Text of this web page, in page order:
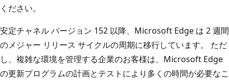
ください。
安定チャネル バージョン 152 以降、Microsoft Edge は 2 週間
のメジャー リリース サイクルの周期に移行しています。 ただ
し、複雑な環境を管理する企業のお客様は、Microsoft Edge
の更新プログラムの計画とテストにより多くの時間が必要なこ